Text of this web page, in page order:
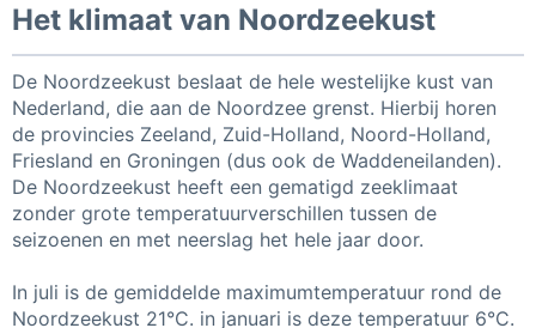
Het klimaat van Noordzeekust
De Noordzeekust beslaat de hele westelijke kust van
Nederland, die aan de Noordzee grenst. Hierbij horen
de provincies Zeeland, Zuid-Holland, Noord-Holland,
Friesland en Groningen (dus ook de Waddeneilanden).
De Noordzeekust heeft een gematigd zeeklimaat
zonder grote temperatuurverschillen tussen de
seizoenen en met neerslag het hele jaar door.
In juli is de gemiddelde maximumtemperatuur rond de
Noordzeekust 21°C. in januari is deze temperatuur 6°C.